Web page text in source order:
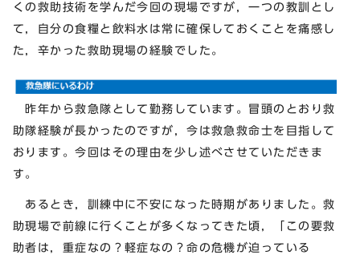
くの救助技術を学んだ今回の現場ですが，一つの教訓とし
て，自分の食糧と飲料水は常に確保しておくことを痛感し
た，辛かった救助現場の経験でした。
昨年から救急隊として勤務しています。冒頭のとおり救
助隊経験が長かったのですが，今は救急救命士を目指して
おります。今回はその理由を少し述べさせていただきま
す。
あるとき，訓練中に不安になった時期がありました。救
助現場で前線に行くことが多くなってきた頃，「この要救
助者は，重症なの？軽症なの？命の危機が迫っている